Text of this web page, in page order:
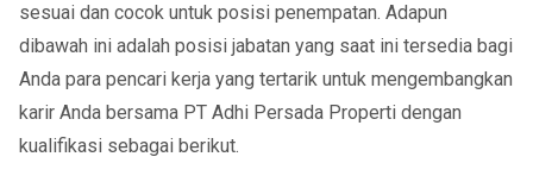
sesuai dan cocok untuk posisi penempatan. Adapun
dibawah ini adalah posisi jabatan yang saat ini tersedia bagi
Anda para pencari kerja yang tertarik untuk mengembangkan
karir Anda bersama PT Adhi Persada Properti dengan
kualifikasi sebagai berikut.